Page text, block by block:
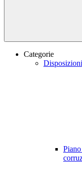
Categorie